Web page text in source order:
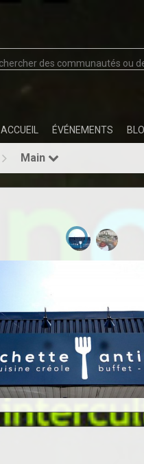
ACCUEIL ÉVÉNEMENTS
Main